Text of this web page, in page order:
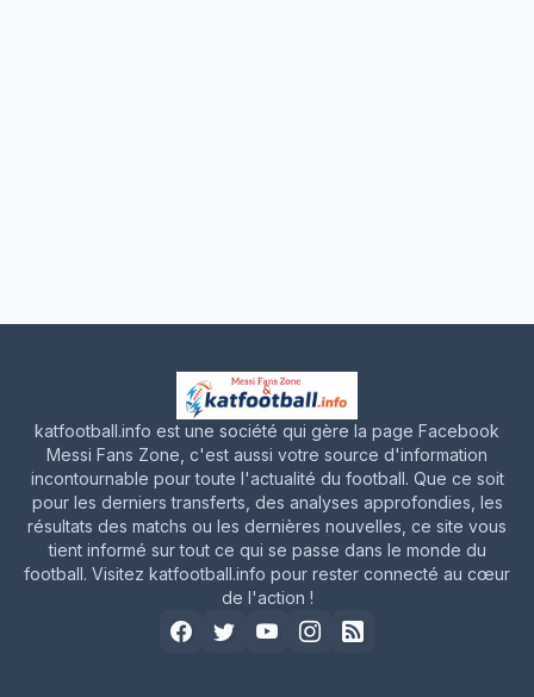
katfootball.info est une société qui gère la page Facebook
Messi Fans Zone, c'est aussi votre source d'information
incontournable pour toute l'actualité du football. Que ce soit
pour les derniers transferts, des analyses approfondies, les
résultats des matchs ou les dernières nouvelles, ce site vous
tient informé sur tout ce qui se passe dans le monde du
football. Visitez katfootball.info pour rester connecté au cœur
de l'action !